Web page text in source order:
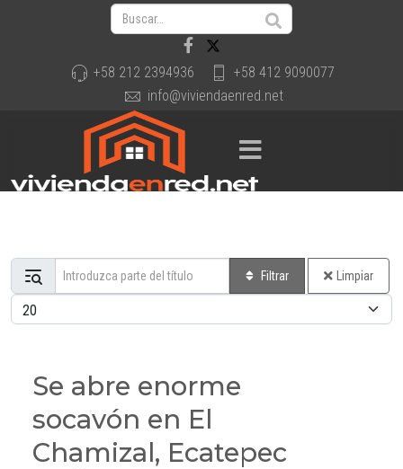
+58 212 2394936
+58 412 9090077
info@viviendaenred.net
Introduzca parte del título Filtrar Limpiar
Cantidad a mostrar
Se abre enorme
socavón en El
Chamizal, Ecatepec